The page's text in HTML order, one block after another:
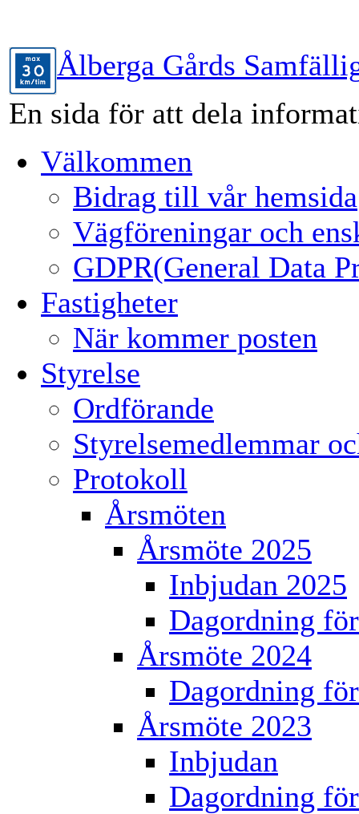
Ålberga Gårds
En sida för att dela
Välkommen
Bidrag till vår hemsida
Vägföreningar och
GDPR(General Data
Fastigheter
När kommer posten
Styrelse
Ordförande
Styrelsemedlemmar
Protokoll
Årsmöten
Årsmöte 2025
Inbjudan 2025
Dagordning
Årsmöte 2024
Dagordning
Årsmöte 2023
Inbjudan
Dagordning